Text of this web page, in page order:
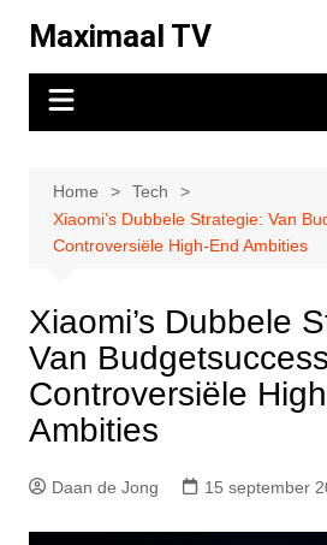
naar
inhoud
Maximaal TV
Home
Tech
Xiaomi’s Dubbele Strategie: Van
Controversiële High-End Ambities
Xiaomi’s Dubbele
Van
Controversiële
Ambities
Daan de Jong 15 september